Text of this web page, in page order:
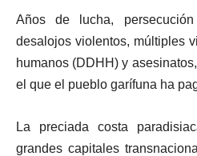
Años de lucha, persecución
desalojos violentos, múltiples
humanos (DDHH) y
el que el pueblo garífuna ha
La preciada costa
grandes capitales